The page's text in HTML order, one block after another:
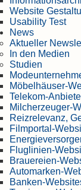
Website
Usability Test
News
Aktueller
In den Medien
Studien
Möbelhäuser-
Telekom-
Milcherzeuger-
Reizrelevanz,
Filmportal-
Fluglinien-
Brauereien-
Automarken-
Banken-